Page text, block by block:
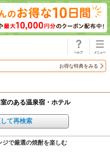
お得な特典をみる
のある温泉宿・ホテル
て再検索
ジで厳選の焼酎を楽しむ